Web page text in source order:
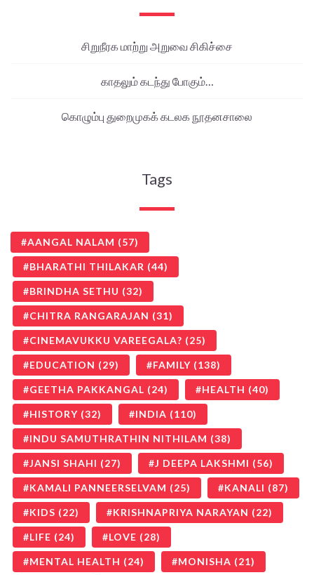
சிறுநீரக மாற்று அறுவை சிகிச்சை
காதலும் கடந்து போகும்…
கொழும்பு துறைமுகக் கடலக நூதனசாலை
Tags
AANGAL NALAM (57)
BHARATHI THILAKAR (44)
BRINDHA SETHU (32)
CHITRA RANGARAJAN (31)
CINEMAVUKKU VAREEGALA? (25)
EDUCATION (29) FAMILY (138)
GEETHA PAKKANGAL (24) HEALTH (40)
HISTORY (32) INDIA (110)
INDU SAMUTHRATHIN NITHILAM (38)
JANSI SHAHI (27) J DEEPA LAKSHMI (56)
KAMALI PANNEERSELVAM (25) KANALI (87)
KIDS (22) KRISHNAPRIYA NARAYAN (22)
LIFE (24) LOVE (28)
MENTAL HEALTH (24) MONISHA (21)